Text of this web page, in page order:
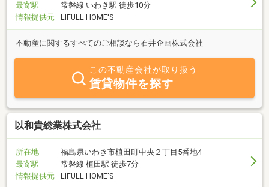
最寄駅
常磐線 いわき駅 徒歩10分
情報提供元
LIFULL HOME'S
不動産に関するすべてのご相談なら石井企画株式会社
この不動産会社が取り扱う
賃貸物件を探す
以和貴総業株式会社
所在地
福島県いわき市植田町中央２丁目5番地4
最寄駅
常磐線 植田駅 徒歩7分
情報提供元
LIFULL HOME'S